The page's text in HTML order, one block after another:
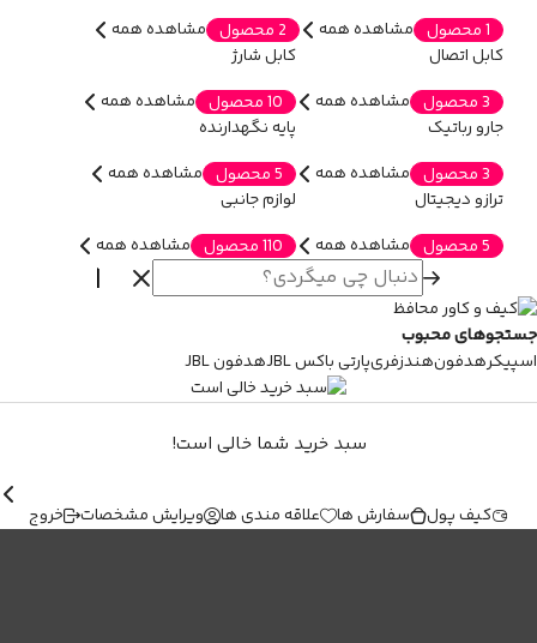
1 محصول
مشاهده همه
2 محصول
مشاهده همه
کابل اتصال
3 محصول
مشاهده همه
کابل شارژ
10 محصول
مشاهده همه
جارو رباتیک
3 محصول
مشاهده همه
پایه نگهدارنده
5 محصول
مشاهده همه
ترازو دیجیتال
5 محصول
مشاهده همه
لوازم جانبی
110 محصول
مشاهده همه
جستجوهای محبوب
اسپیکرهدفونهندزفریپارتی باکس JBL هدفون JBL
سبد خرید شما خالی است!
کیف پول سفارش ها علاقه مندی ها ویرایش مشخصات خروج